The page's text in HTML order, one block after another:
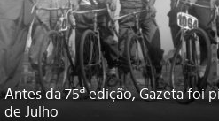
Antes da 75ª edição, Gazeta foi
de Julho